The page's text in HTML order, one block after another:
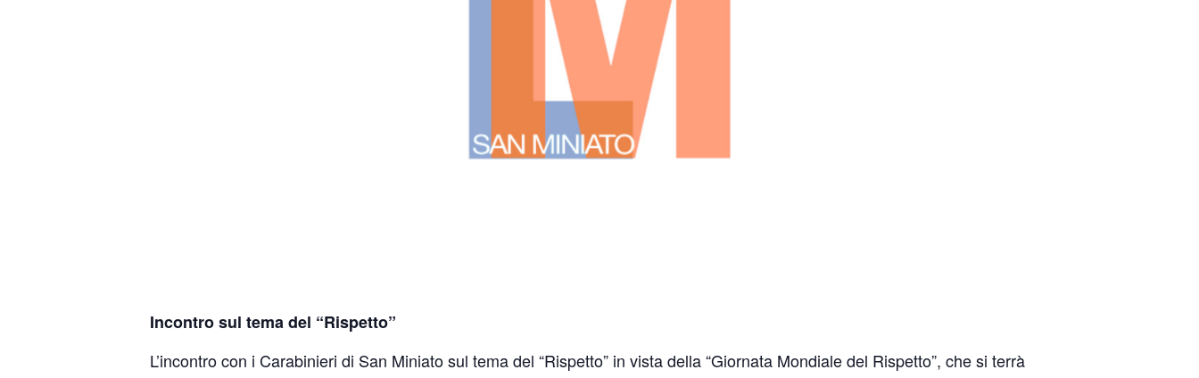
Incontro sul tema del “Rispetto”
L’incontro con i Carabinieri di San Miniato sul tema del “Rispetto” in vista della “Giornata Mondiale del Rispetto”, che si terrà